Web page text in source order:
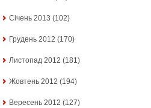
Січень 2013 (102)
Грудень 2012 (170)
Листопад 2012 (181)
Жовтень 2012 (194)
Вересень 2012 (127)